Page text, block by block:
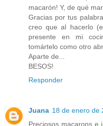
macarón! Y, de qué
Gracias por tus
creo que al hacerlo
presente en mi
tomártelo como otro
Aparte de...
BESOS!
Responder
Juana 18 de enero de
Preciosos macarons e